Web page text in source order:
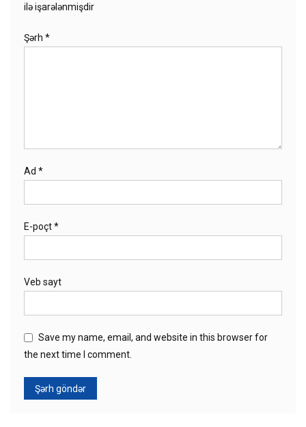
ilə işarələnmişdir
Şərh *
Ad *
E-poçt*
Veb sayt
Save my name, email, and website in this browser for
the next time I comment.